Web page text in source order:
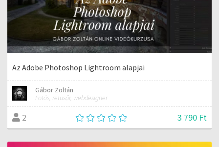
Az Adobe Photoshop Lightroom alapjai
Gábor Zoltán
Fotós, retusőr, webdesigner
2 3 790 Ft